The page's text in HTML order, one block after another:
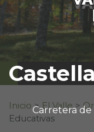
Carretera de
Buscar:
Inicio > El Valle >
Educativas